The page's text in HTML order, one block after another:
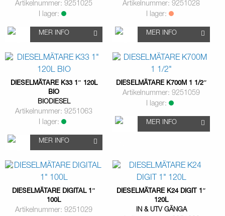
Artikelnummer: 9251025
I lager:
MER INFO
Artikelnummer: 9251028
I lager:
MER INFO
DIESELMÄTARE K33 1″ 120L
BIO
BIODIESEL
Artikelnummer: 9251063
I lager:
MER INFO
DIESELMÄTARE K700M 1 1/2″
Artikelnummer: 9251059
I lager:
MER INFO
DIESELMÄTARE DIGITAL 1″
100L
Artikelnummer: 9251029
DIESELMÄTARE K24 DIGIT 1″
120L
IN & UTV GÄNGA